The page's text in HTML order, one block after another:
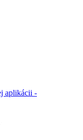
aplikácii -